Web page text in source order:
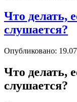
Что делать,
слушается?
Опубликовано:
Что делать,
слушается?